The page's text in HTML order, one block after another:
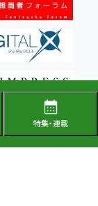
特集・連載